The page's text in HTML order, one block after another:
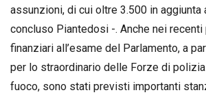
assunzioni, di cui oltre 3.500 in aggiunta
concluso Piantedosi -. Anche nei
finanziari all’esame del Parlamento, a
per lo straordinario delle Forze di
fuoco, sono stati previsti importanti